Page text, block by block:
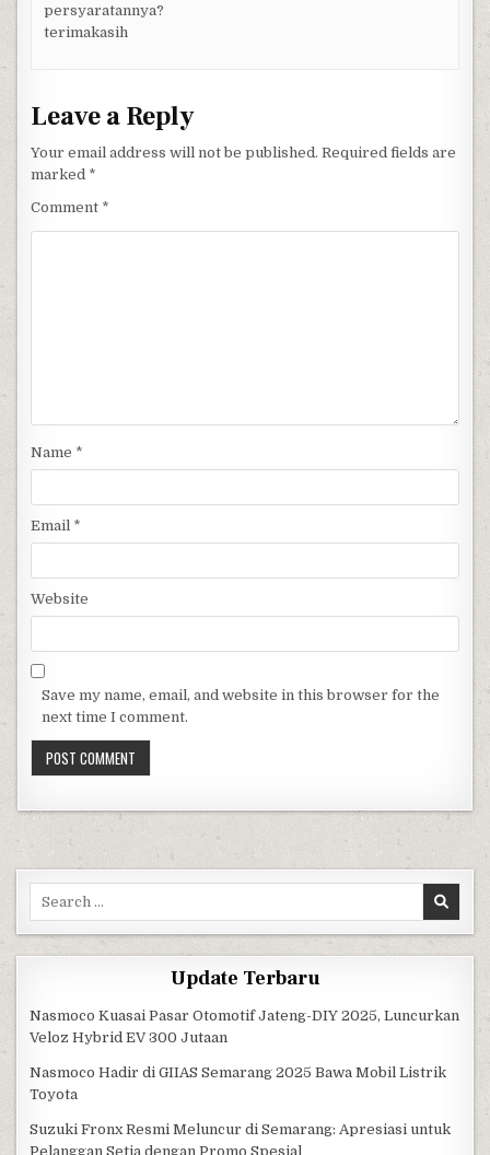
persyaratannya?
terimakasih
Leave a Reply
Your email address will not be published. Required fields are
marked *
Comment *
Name *
Email *
Website
Save my name, email, and website in this browser for the
next time I comment.
Update Terbaru
Nasmoco Kuasai Pasar Otomotif Jateng-DIY 2025, Luncurkan
Veloz Hybrid EV 300 Jutaan
Nasmoco Hadir di GIIAS Semarang 2025 Bawa Mobil Listrik
Toyota
Suzuki Fronx Resmi Meluncur di Semarang: Apresiasi untuk
Pelanggan Setia dengan Promo Spesial